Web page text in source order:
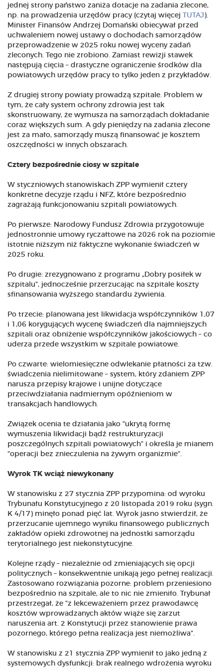
jednej strony państwo zaniża dotacje na zadania zlecone,
np. na prowadzenia urzędów pracy (czytaj więcej
TUTAJ ).
Minister Finansów Andrzej Domański obiecywał przed
uchwaleniem nowej ustawy o dochodach samorządów
przeprowadzenie w 2025 roku nowej wyceny zadań
zleconych. Tego nie zrobiono. Zamiast rewizji stawek
następują cięcia – drastyczne ograniczenie środków dla
powiatowych urzędów pracy to tylko jeden z przykładów.
Z drugiej strony powiaty prowadzą szpitale. Problem w
tym, że cały system ochrony zdrowia jest tak
skonstruowany, że wymusza na samorządach dokładanie
coraz większych sum. A gdy pieniędzy na zadania zlecone
jest za mało, samorządy muszą finansować je kosztem
oszczędności w innych obszarach.
Cztery bezpośrednie ciosy w szpitale
W styczniowych stanowiskach ZPP wymienił cztery
konkretne decyzje rządu i NFZ, które bezpośrednio
zagrażają funkcjonowaniu szpitali powiatowych.
Po pierwsze: Narodowy Fundusz Zdrowia przygotowuje
jednostronnie umowy ryczałtowe na 2026 rok na poziomie
istotnie niższym niż faktyczne wykonanie świadczeń w
2025 roku.
Po drugie: zrezygnowano z programu „Dobry posiłek w
szpitalu", jednocześnie przerzucając na szpitale koszty
sfinansowania wyższego standardu żywienia.
Po trzecie: planowana jest likwidacja współczynników 1,07
i 1,06 korygujących wycenę świadczeń dla najmniejszych
szpitali oraz obniżenie współczynników jakościowych – co
uderza przede wszystkim w szpitale powiatowe.
Po czwarte: wielomiesięczne odwlekanie płatności za tzw.
świadczenia nielimitowane – system, który zdaniem ZPP
narusza przepisy krajowe i unijne dotyczące
przeciwdziałania nadmiernym opóźnieniom w
transakcjach handlowych.
Związek ocenia te działania jako "ukrytą formę
wymuszenia likwidacji bądź restrukturyzacji
poszczególnych szpitali powiatowych" i określa je mianem
"operacji bez znieczulenia na żywym organizmie".
Wyrok TK wciąż niewykonany
W stanowisku z 27 stycznia ZPP przypomina: od wyroku
Trybunału Konstytucyjnego z 20 listopada 2019 roku (sygn.
K 4/17) minęło ponad pięć lat. Wyrok jasno stwierdził, że
przerzucanie ujemnego wyniku finansowego publicznych
zakładów opieki zdrowotnej na jednostki samorządu
terytorialnego jest niekonstytucyjne.
Kolejne rządy – niezależnie od zmieniających się opcji
politycznych – konsekwentnie unikają jego pełnej realizacji.
Zastosowano rozwiązania pozorne: problem przeniesiono
bezpośrednio na szpitale, ale to nic nie zmieniło. Trybunał
przestrzegał, że "z lekceważeniem przez prawodawcę
kosztów wprowadzanych aktów wiąże się zarzut
naruszenia art. 2 Konstytucji przez stanowienie prawa
pozornego, którego pełna realizacja jest niemożliwa".
W stanowisku z 21 stycznia ZPP wymienił to jako jedną z
systemowych dysfunkcji: brak realnego wdrożenia wyroku